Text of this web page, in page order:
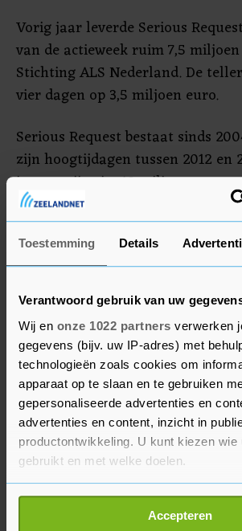
Toestemming Details
Verantwoord gebruik van uw
Wij en onze 1022 partners verwerken
gegevens (bijv. uw IP-adres) met
technologieën zoals cookies om
apparaat op te slaan en te gebruiken
gepersonaliseerde advertenties en
advertenties en content, inzicht in
productontwikkeling. U kunt kiezen wie
gebruikt en met welke doelen.
Als u het toestaat, willen we ook graag:
Informatie verzamelen over uw
Accepteren
Vorig jaar leverde Serious
van de actieweek ruim 7,5
Stichting ALS Nederland. De
vier dagen op 3,5 miljoen euro.
Serious Request bestaat sinds
zijn hoogtijdagen tussen 2012 en
jaar op rij ruim 12 miljoen euro
Ook toen was er tussentijds nooit
tussenstand na vier dagen.